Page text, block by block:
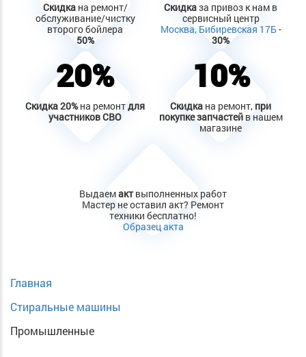
Скидкана ремонт/
обслуживание/чистку
второго бойлера
50%
Скидказа привоз к нам в
сервисный центр
Москва, Бибиревская 17Б-
30%
20%
Скидка20%на ремонтдля
участников СВО
10%
Скидка на ремонт, при
покупке запчастейв нашем
магазине
Выдаемактвыполненных работ
Мастер не оставил акт? Ремонт
техники бесплатно!
Образец акта
Главная
Стиральные машины
Промышленные